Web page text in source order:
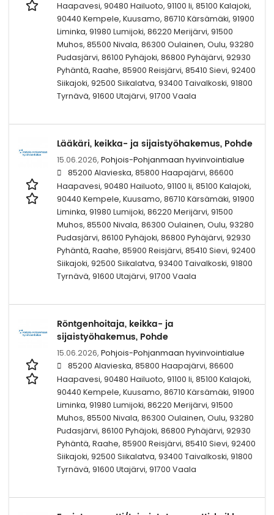
Haapavesi, 90480 Hailuoto, 91100 Ii, 85100 Kalajoki,
90440 Kempele, Kuusamo, 86710 Kärsämäki, 91900
Liminka, 91980 Lumijoki, 86220 Merijärvi, 91500
Muhos, 85500 Nivala, 86300 Oulainen, Oulu, 93280
Pudasjärvi, 86100 Pyhäjoki, 86800 Pyhäjärvi, 92930
Pyhäntä, Raahe, 85900 Reisjärvi, 85410 Sievi, 92400
Siikajoki, 92500 Siikalatva, 93400 Taivalkoski, 91800
Tyrnävä, 91600 Utajärvi, 91700 Vaala
Lääkäri, keikka- ja sijaistyöhakemus, Pohde
15.06.2026, Pohjois-Pohjanmaan hyvinvointialue
85200 Alavieska, 85800 Haapajärvi, 86600
Haapavesi, 90480 Hailuoto, 91100 Ii, 85100 Kalajoki,
90440 Kempele, Kuusamo, 86710 Kärsämäki, 91900
Liminka, 91980 Lumijoki, 86220 Merijärvi, 91500
Muhos, 85500 Nivala, 86300 Oulainen, Oulu, 93280
Pudasjärvi, 86100 Pyhäjoki, 86800 Pyhäjärvi, 92930
Pyhäntä, Raahe, 85900 Reisjärvi, 85410 Sievi, 92400
Siikajoki, 92500 Siikalatva, 93400 Taivalkoski, 91800
Tyrnävä, 91600 Utajärvi, 91700 Vaala
Röntgenhoitaja, keikka- ja
sijaistyöhakemus, Pohde
15.06.2026, Pohjois-Pohjanmaan hyvinvointialue
85200 Alavieska, 85800 Haapajärvi, 86600
Haapavesi, 90480 Hailuoto, 91100 Ii, 85100 Kalajoki,
90440 Kempele, Kuusamo, 86710 Kärsämäki, 91900
Liminka, 91980 Lumijoki, 86220 Merijärvi, 91500
Muhos, 85500 Nivala, 86300 Oulainen, Oulu, 93280
Pudasjärvi, 86100 Pyhäjoki, 86800 Pyhäjärvi, 92930
Pyhäntä, Raahe, 85900 Reisjärvi, 85410 Sievi, 92400
Siikajoki, 92500 Siikalatva, 93400 Taivalkoski, 91800
Tyrnävä, 91600 Utajärvi, 91700 Vaala